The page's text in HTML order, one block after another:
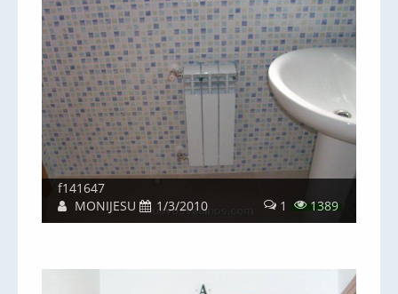
f141647
MONIJESU
1/3/2010 1 1389